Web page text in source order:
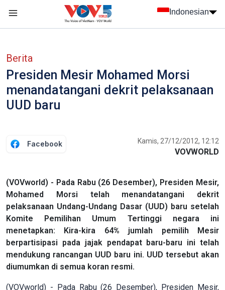
Indonesian
Berita
Presiden Mesir Mohamed Morsi
menandatangani dekrit pelaksanaan
UUD baru
Facebook Kamis, 27/12/2012, 12:12
VOVWORLD
(VOVworld) - Pada Rabu (26 Desember), Presiden Mesir,
Mohamed Morsi telah menandatangani dekrit
pelaksanaan Undang-Undang Dasar (UUD) baru setelah
Komite Pemilihan Umum Tertinggi negara ini
menetapkan: Kira-kira 64% jumlah pemilih Mesir
berpartisipasi pada jajak pendapat baru-baru ini telah
mendukung rancangan UUD baru ini. UUD tersebut akan
diumumkan di semua koran resmi.
(VOVworld) - Pada Rabu (26 Desember), Presiden Mesir,